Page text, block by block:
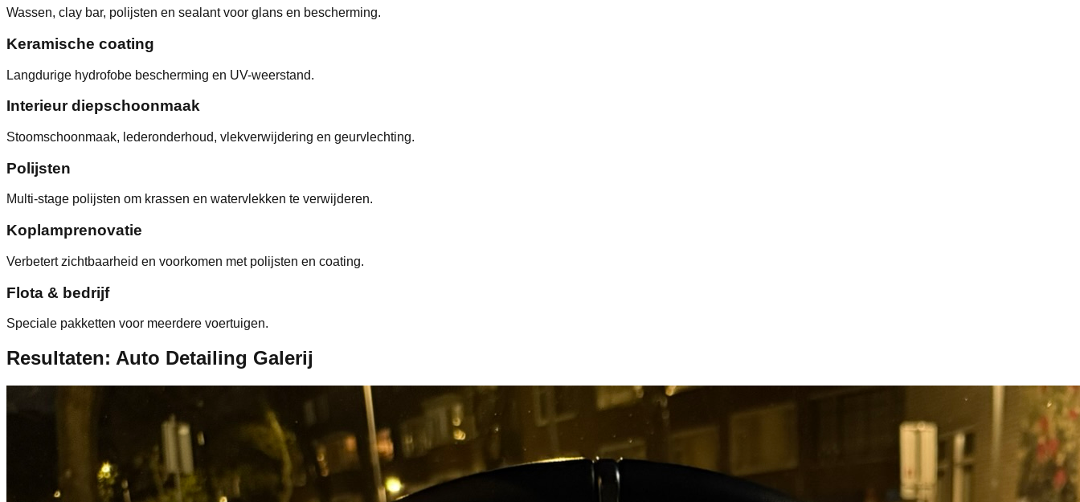
Wassen, clay bar, polijsten en sealant voor glans en bescherming.
Keramische coating
Langdurige hydrofobe bescherming en UV-weerstand.
Interieur diepschoonmaak
Stoomschoonmaak, lederonderhoud, vlekverwijdering en geurvlechting.
Polijsten
Multi-stage polijsten om krassen en watervlekken te verwijderen.
Koplamprenovatie
Verbetert zichtbaarheid en voorkomen met polijsten en coating.
Flota & bedrijf
Speciale pakketten voor meerdere voertuigen.
Resultaten: Auto Detailing Galerij